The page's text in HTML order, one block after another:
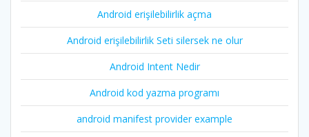
Android erişilebilirlik açma
Android erişilebilirlik Seti silersek ne olur
Android Intent Nedir
Android kod yazma programı
android manifest provider example